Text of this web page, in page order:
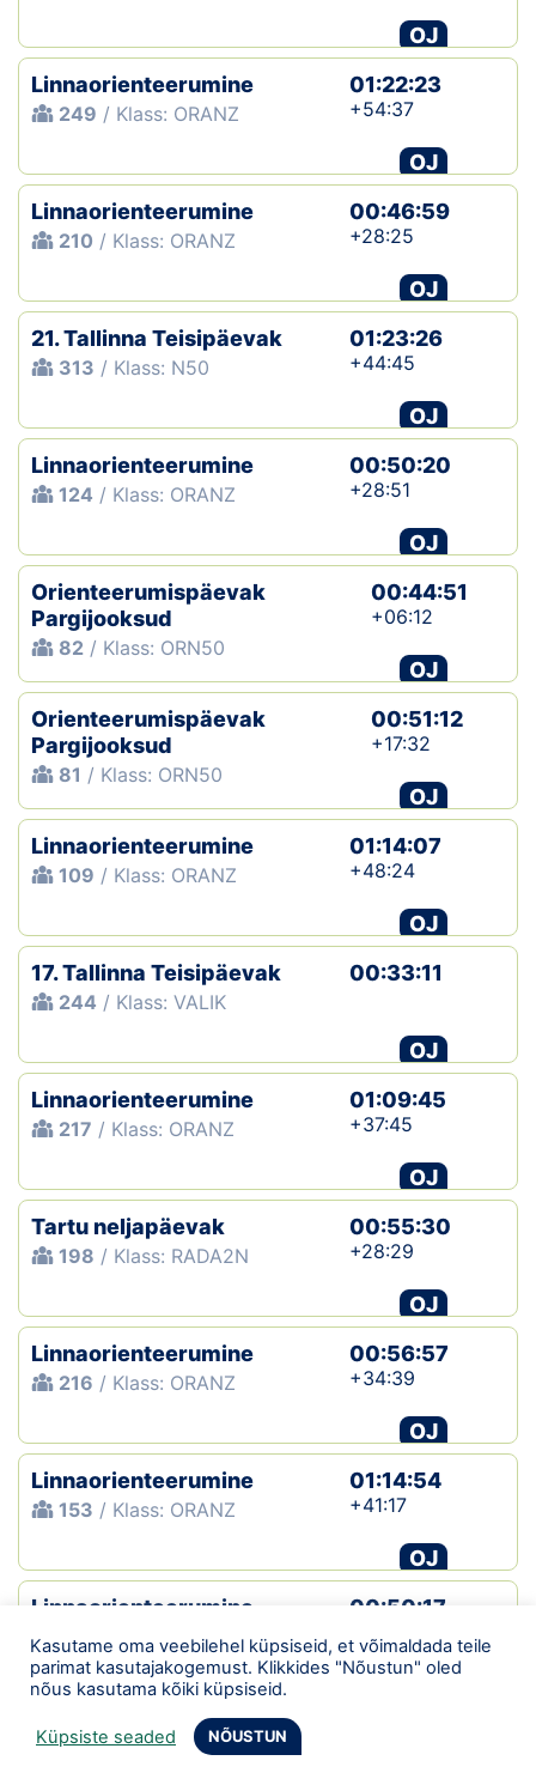
OJ
Linnaorienteerumine
249 / Klass: ORANZ
01:22:23
+54:37
OJ
Linnaorienteerumine
210 / Klass: ORANZ
00:46:59
+28:25
OJ
21. Tallinna Teisipäevak
313 / Klass: N50
01:23:26
+44:45
OJ
Linnaorienteerumine
124 / Klass: ORANZ
00:50:20
+28:51
OJ
Orienteerumispäevak
Pargijooksud
82 / Klass: ORN50
00:44:51
+06:12
OJ
Orienteerumispäevak
Pargijooksud
81 / Klass: ORN50
00:51:12
+17:32
OJ
Linnaorienteerumine
109 / Klass: ORANZ
01:14:07
+48:24
OJ
17. Tallinna Teisipäevak
244 / Klass: VALIK
00:33:11
OJ
Linnaorienteerumine
217 / Klass: ORANZ
01:09:45
+37:45
OJ
Tartu neljapäevak
198 / Klass: RADA2N
00:55:30
+28:29
OJ
Linnaorienteerumine
216 / Klass: ORANZ
00:56:57
+34:39
OJ
Linnaorienteerumine
153 / Klass: ORANZ
01:14:54
+41:17
OJ
Linnaorienteerumine
179/ Klass: ORANZ
00:50:17
Linnaorienteerumine
Kasutame oma veebilehel küpsiseid, et võimaldada teile
parimat kasutajakogemust. Klikkides "Nõustun" oled
nõus kasutama kõiki küpsiseid.
Küpsiste seaded NÕUSTUN